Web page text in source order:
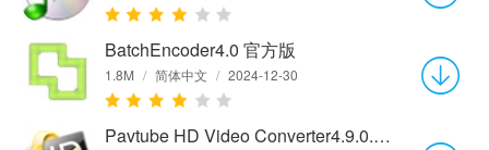
BatchEncoder4.0 官方版
1.8M / 简体中文 / 2024-12-30
Pavtube HD Video Converter4.9.0.0 官方版